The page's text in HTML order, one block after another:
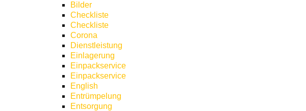
Bilder
Checkliste
Checkliste
Corona
Dienstleistung
Einlagerung
Einpackservice
Einpackservice
English
Entrümpelung
Entsorgung